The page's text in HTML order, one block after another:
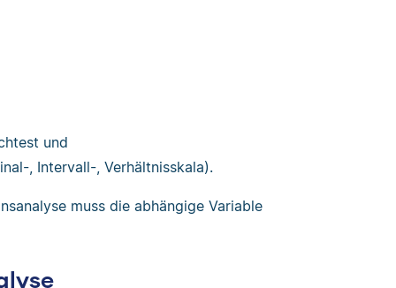
und
, Intervall-, Verhältnisskala).
muss die abhängige Variable